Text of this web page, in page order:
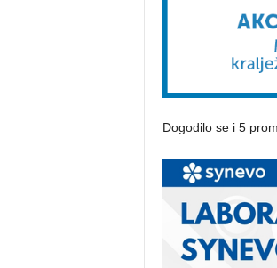
Dogodilo se i 5